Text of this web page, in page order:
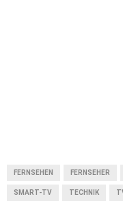
FERNSEHEN FERNSEHER
SMART-TV TECHNIK